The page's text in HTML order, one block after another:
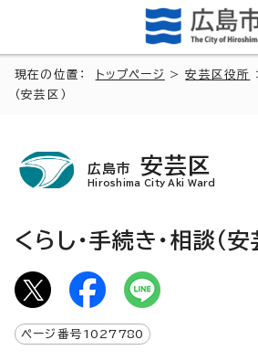
現在の位置： トップページ >安芸区役所
（安芸区）
広島市 安芸区
Hiroshima City Aki Ward
くらし・手続き・相談（安
ページ番号 1027780